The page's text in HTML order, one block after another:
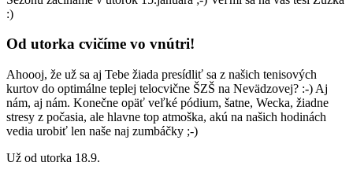
:)
Od utorka cvičíme vo vnútri!
Ahoooj, že už sa aj Tebe žiada presídliť sa z našich tenisových
kurtov do optimálne teplej telocvične ŠZŠ na Nevädzovej? :-) Aj
nám, aj nám. Konečne opäť veľké pódium, šatne, Wecka, žiadne
stresy z počasia, ale hlavne top atmoška, akú na našich hodinách
vedia urobiť len naše naj zumbáčky ;-)
Už od utorka 18.9.